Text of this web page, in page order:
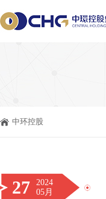
中环控股
27
2024
05月